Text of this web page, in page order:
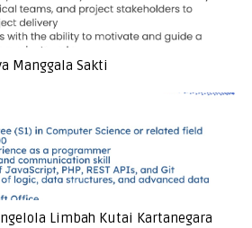
Manggala Sakti
Limbah Kutai Kartanegara